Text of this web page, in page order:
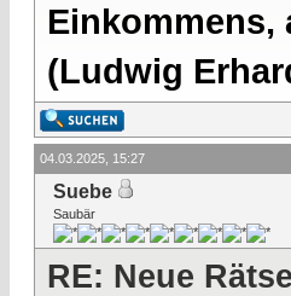
Einkommens,
(Ludwig
04.03.2025, 15:27
Suebe
Saubär
RE: Neue Rätsel